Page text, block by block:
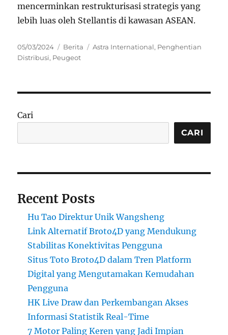
mencerminkan restrukturisasi strategis yang
lebih luas oleh Stellantis di kawasan ASEAN.
Posted
on
05/03/2024 Categories
Berita Tags
Astra International, Penghentian
Distribusi, Peugeot
Cari
CARI
Recent Posts
Hu Tao Direktur Unik Wangsheng
Link Alternatif Broto4D yang Mendukung
Stabilitas Konektivitas Pengguna
Situs Toto Broto4D dalam Tren Platform
Digital yang Mengutamakan Kemudahan
Pengguna
HK Live Draw dan Perkembangan Akses
Informasi Statistik Real-Time
7 Motor Paling Keren yang Jadi Impian